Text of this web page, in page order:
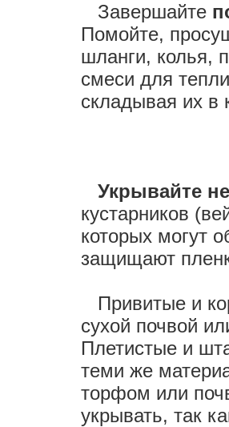
Завершайте
Помойте,
шланги, колья,
смеси для
складывая их в
Укрывайте
кустарников
которых могут
защищают
Привитые и
сухой почвой
Плетистые и
теми же
торфом или
укрывать, так